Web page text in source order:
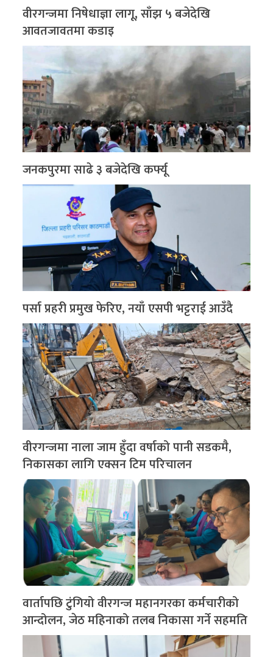
वीरगन्जमा निषेधाज्ञा लागू, साँझ ५ बजेदेखि
आवतजावतमा कडाइ
जनकपुरमा साढे ३ बजेदेखि कर्फ्यू
पर्सा प्रहरी प्रमुख फेरिए, नयाँ एसपी भट्टराई आउँदै
वीरगन्जमा नाला जाम हुँदा वर्षाको पानी सडकमै,
निकासका लागि एक्सन टिम परिचालन
वार्तापछि टुंगियो वीरगन्ज महानगरका कर्मचारीको
आन्दोलन, जेठ महिनाको तलब निकासा गर्ने सहमति